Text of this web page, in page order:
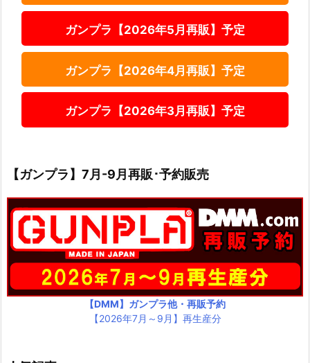
ガンプラ【2026年5月再販】予定
ガンプラ【2026年4月再販】予定
ガンプラ【2026年3月再販】予定
【ガンプラ】7月-9月再販･予約販売
【DMM】ガンプラ他・再販予約
【2026年7月～9月】再生産分